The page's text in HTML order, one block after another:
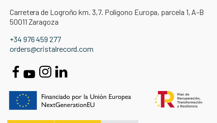
Carretera de Logroño km. 3,7. Polígono Europa, parcela 1, A-B
50011 Zaragoza
+34 976 459 277
orders@cristalrecord.com